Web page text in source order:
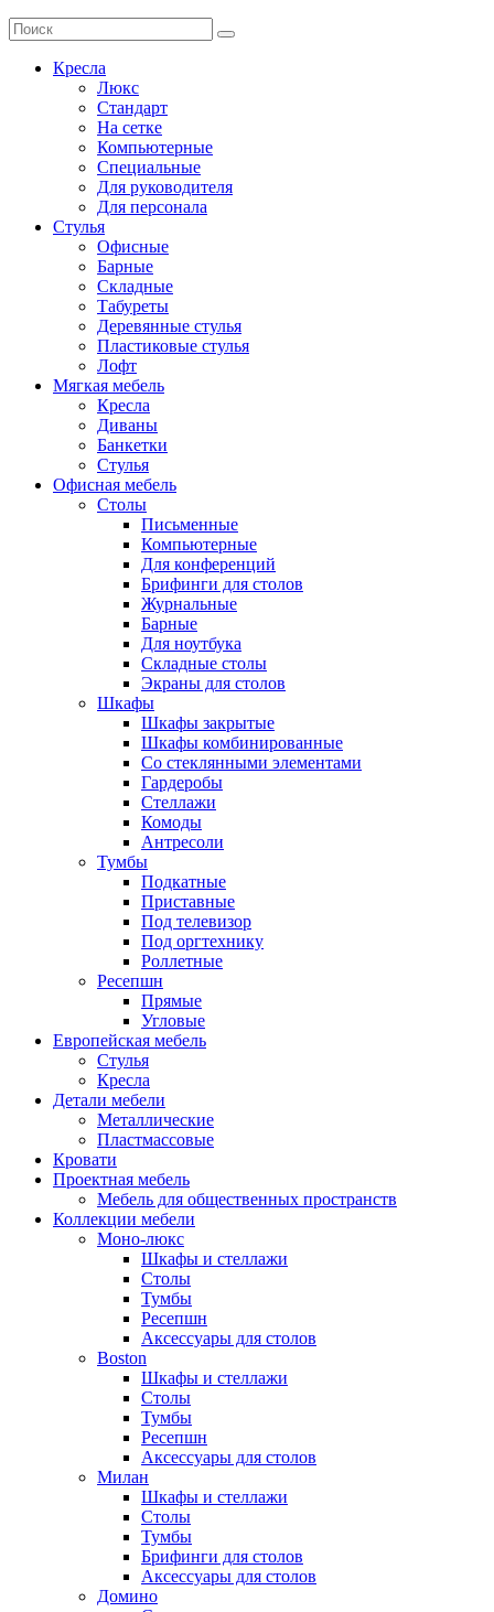
Кресла
Люкс
Стандарт
На сетке
Компьютерные
Специальные
Для руководителя
Для персонала
Стулья
Офисные
Барные
Складные
Табуреты
Деревянные стулья
Пластиковые стулья
Лофт
Мягкая мебель
Кресла
Диваны
Банкетки
Стулья
Офисная мебель
Столы
Письменные
Компьютерные
Для конференций
Брифинги для столов
Журнальные
Барные
Для ноутбука
Складные столы
Экраны для столов
Шкафы
Шкафы закрытые
Шкафы комбинированные
Со стеклянными элементами
Гардеробы
Стеллажи
Комоды
Антресоли
Тумбы
Подкатные
Приставные
Под телевизор
Под оргтехнику
Роллетные
Ресепшн
Прямые
Угловые
Европейская мебель
Стулья
Кресла
Детали мебели
Металлические
Пластмассовые
Кровати
Проектная мебель
Мебель для общественных пространств
Коллекции мебели
Моно-люкс
Шкафы и стеллажи
Столы
Тумбы
Ресепшн
Аксессуары для столов
Boston
Шкафы и стеллажи
Столы
Тумбы
Ресепшн
Аксессуары для столов
Милан
Шкафы и стеллажи
Столы
Тумбы
Брифинги для столов
Аксессуары для столов
Домино